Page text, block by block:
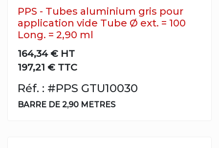
PPS - Tubes aluminium gris pour
application vide Tube Ø ext. = 100
Long. = 2,90 ml
164,34 € HT
197,21 € TTC
Réf. : #PPS GTU10030
BARRE DE 2,90 METRES